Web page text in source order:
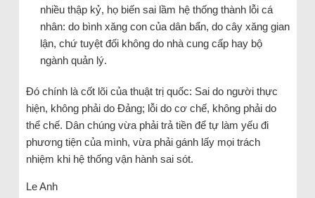
nhiều thập kỷ, họ biến sai lầm hệ thống thành lỗi cá
nhân: do bình xăng con của dân bẩn, do cây xăng gian
lận, chứ tuyệt đối không do nhà cung cấp hay bộ
ngành quản lý.
Đó chính là cốt lõi của thuật trị quốc: Sai do người thực
hiện, không phải do Đảng; lỗi do cơ chế, không phải do
thể chế. Dân chúng vừa phải trả tiền để tự làm yếu đi
phương tiện của mình, vừa phải gánh lấy mọi trách
nhiệm khi hệ thống vận hành sai sót.
Le Anh